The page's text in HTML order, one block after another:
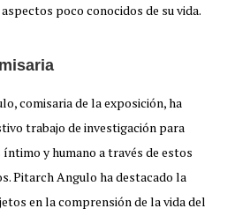
poco conocidos de su vida.
comisaria de la exposición, ha
trabajo de investigación para
y humano a través de estos
Pitarch Angulo ha destacado la
en la comprensión de la vida del